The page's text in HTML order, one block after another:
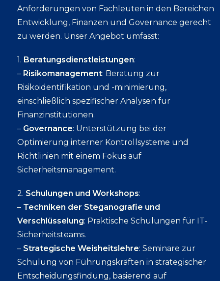
Anforderungen von Fachleuten in den Bereichen
Entwicklung, Finanzen und Governance gerecht
zu werden. Unser Angebot umfasst:
1. Beratungsdienstleistungen:
– Risikomanagement: Beratung zur
Risikoidentifikation und -minimierung,
einschließlich spezifischer Analysen für
Finanzinstitutionen.
– Governance: Unterstützung bei der
Optimierung interner Kontrollsysteme und
Richtlinien mit einem Fokus auf
Sicherheitsmanagement.
2. Schulungen und Workshops:
– Techniken der Steganografie und
Verschlüsselung: Praktische Schulungen für IT-
Sicherheitsteams.
– Strategische Weisheitslehre: Seminare zur
Schulung von Führungskräften in strategischer
Entscheidungsfindung, basierend auf